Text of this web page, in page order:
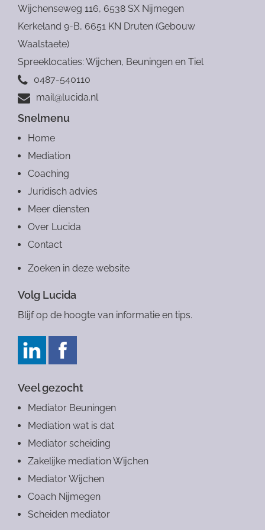
Wijchenseweg 116, 6538 SX Nijmegen
Kerkeland 9-B, 6651 KN Druten (Gebouw
Waalstaete)
Spreeklocaties: Wijchen, Beuningen en Tiel
0487-540110
mail@lucida.nl
Snelmenu
Home
Mediation
Coaching
Juridisch advies
Meer diensten
Over Lucida
Contact
Zoeken in deze website
Volg Lucida
Blijf op de hoogte van informatie en tips.
Veel gezocht
Mediator Beuningen
Mediation wat is dat
Mediator scheiding
Zakelijke mediation Wijchen
Mediator Wijchen
Coach Nijmegen
Scheiden mediator